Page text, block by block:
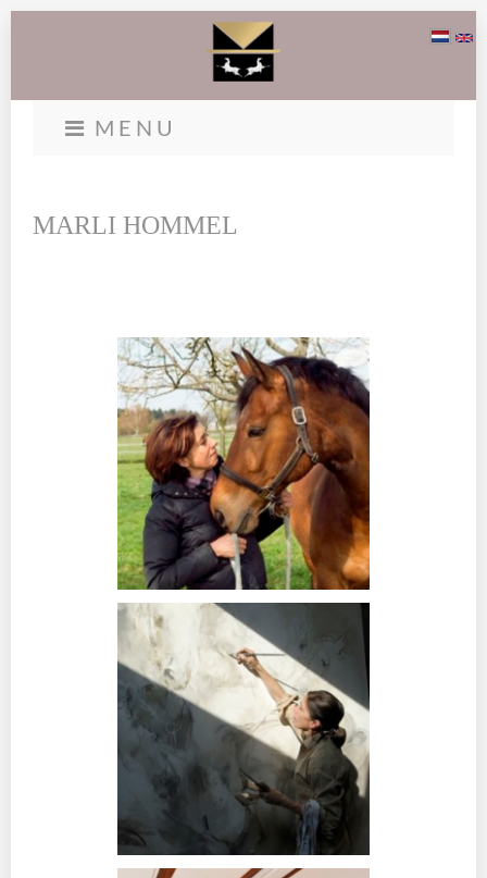
MENU
MARLI HOMMEL